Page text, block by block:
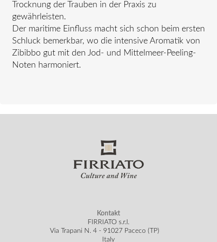
Trocknung der Trauben in der Praxis zu
gewährleisten.
Der maritime Einfluss macht sich schon beim ersten
Schluck bemerkbar, wo die intensive Aromatik von
Zibibbo gut mit den Jod- und Mittelmeer-Peeling-
Noten harmoniert.
Kontakt
FIRRIATO s.r.l.
Via Trapani N. 4 - 91027 Paceco (TP)
Italy